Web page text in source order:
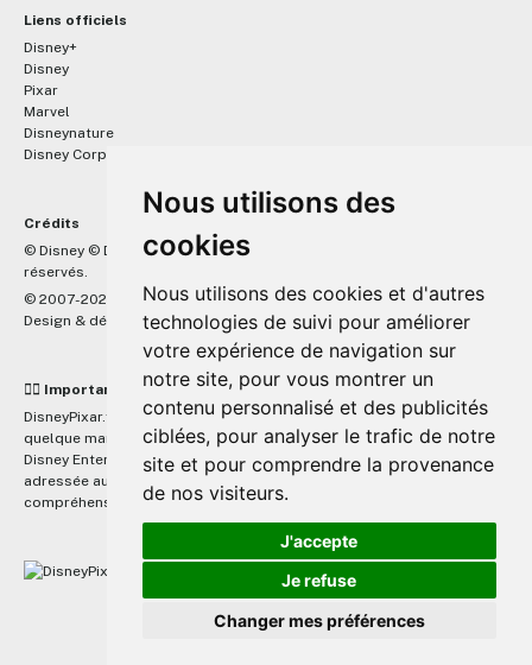
Nous utilisons des
cookies
Nous utilisons des cookies et d'autres
technologies de suivi pour améliorer
votre expérience de navigation sur
notre site, pour vous montrer un
contenu personnalisé et des publicités
ciblées, pour analyser le trafic de notre
site et pour comprendre la provenance
de nos visiteurs.
J'accepte
Je refuse
Changer mes préférences
Liens officiels
Disney+
Disney
Pixar
Marvel
Disneynature
Disney Corporate
Crédits
© Disney © Disney/Pixar © &™Lucasfilm LTD © Marvel. Tous droits
réservés.
© 2007-2026 DisneyPixar.fr
Design & développement :MonsieurPaul
☝🏼 Important
DisneyPixar.fr est un site indépendant et n'est en aucun cas lié de
quelque manière que ce soit avec The Walt Disney Company, Pixar,
Disney Enterprises, Inc ou leurs dérivés ou associés. Toute demande
adressée aux studios Disney ou Pixar sera ignorée. Merci de votre
compréhension.